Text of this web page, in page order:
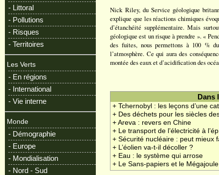
- Littoral
- Pollutions
- Risques
- Territoires
Les Verts
- En régions
- International
- Vie interne
Monde
- Démographie
- Europe
- Mondialisation
- Nord - Sud
Nick Riley, du Service géologique
explique que les réactions chimiques
d’étanchéité supplémentaire. Mais
géologique est un risque à prendre ». «
des fuites, nous permettons à 100 %
l’atmosphère. Ce qui aura des
montée des eaux et d’acidification des
Dans
+ Tchernobyl : les leçons d’une
+ Des déchets pour les siècles
+ Areva : revers en Chine
+ Le transport de l’électricité à
+ Sécurité nucléaire : peut mieux
+ L’éolien va-t-il décoller ?
+ Eau : le système qui arrose
+ Le Sans-papiers et le